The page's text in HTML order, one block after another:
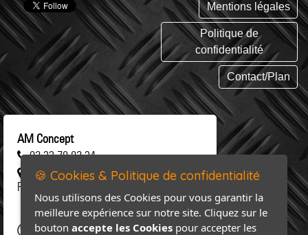
AM Concept
02 33 78 82 34
461 rue Saint-Clair 50 310 SAINT-
FLOXEL
Mentions légales
Politique de
confidentialité
Contact/Plan
🍪 Cookies & Politique de confidentialité
Nous utilisons des Cookies pour vous garantir la
meilleure expérience sur notre site. Cliquez sur le
bouton accepte les Cookies pour accepter les